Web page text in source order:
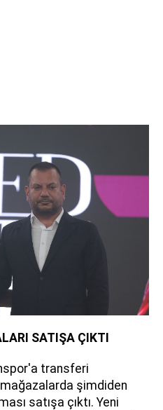
SATIŞA ÇIKTI
transferi
mağazalarda şimdiden
satışa çıktı. Yeni